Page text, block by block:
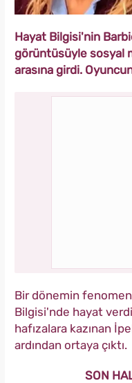
Hayat Bilgisi'nin
görüntüsüyle sosyal
arasına girdi.
Bir dönemin
Bilgisi'nde hayat
hafızalara kazınan
ardından ortaya çıktı.
SON